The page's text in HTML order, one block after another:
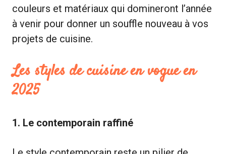
couleurs et matériaux qui domineront l’année
à venir pour donner un souffle nouveau à vos
projets de cuisine.
Les styles de cuisine en vogue en
2025
1. Le contemporain raffiné